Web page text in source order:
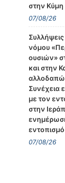
στην Κύμη
07/08/26
νόμου
ουσιών»
και στην
Συνέχεια
με τον
στην
07/08/26